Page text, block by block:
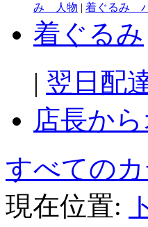
み 人物 | 着ぐるみ
着ぐるみ
| 翌日配
店長か
すべてのカ
現在位置: